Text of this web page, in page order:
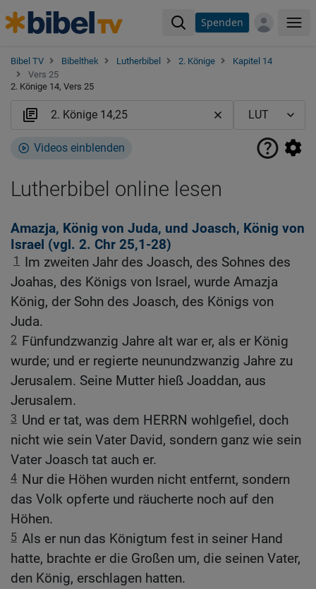
Spenden
Bibel TV Bibelthek Lutherbibel 2. Könige
Kapitel 14
Vers 25
2. Könige 14, Vers 25
Videos einblenden
Lutherbibel online lesen
Amazja, König von Juda, und Joasch, König von
Israel (vgl. 2. Chr 25,1-28)
1
Im zweiten Jahr des Joasch, des Sohnes des
Joahas, des Königs von Israel, wurde Amazja
König, der Sohn des Joasch, des Königs von
Juda.
2 Fünfundzwanzig Jahre alt war er, als er König
wurde; und er regierte neunundzwanzig Jahre zu
Jerusalem. Seine Mutter hieß Joaddan, aus
Jerusalem.
3 Und er tat, was dem HERRN wohlgefiel, doch
nicht wie sein Vater David, sondern ganz wie sein
Vater Joasch tat auch er.
4 Nur die Höhen wurden nicht entfernt, sondern
das Volk opferte und räucherte noch auf den
Höhen.
5 Als er nun das Königtum fest in seiner Hand
hatte, brachte er die Großen um, die seinen Vater,
den König, erschlagen hatten.